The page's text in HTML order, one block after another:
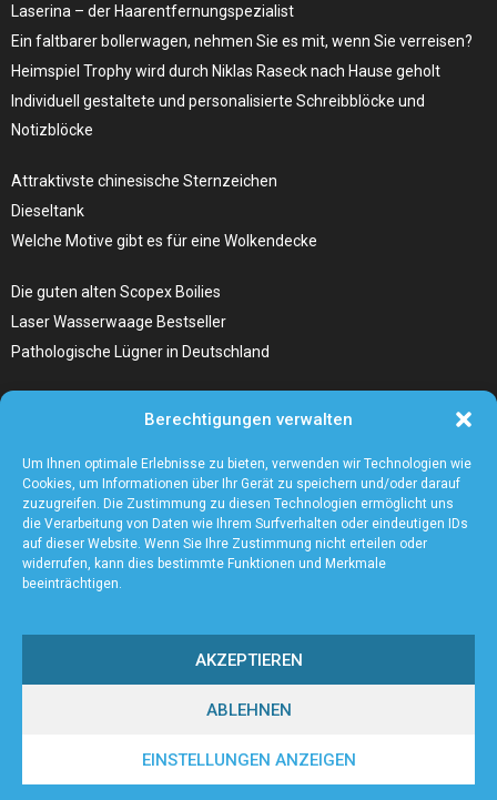
Berechtigungen verwalten
Um Ihnen optimale Erlebnisse zu bieten, verwenden wir Technologien wie
Cookies, um Informationen über Ihr Gerät zu speichern und/oder darauf
zuzugreifen. Die Zustimmung zu diesen Technologien ermöglicht uns
die Verarbeitung von Daten wie Ihrem Surfverhalten oder eindeutigen IDs
auf dieser Website. Wenn Sie Ihre Zustimmung nicht erteilen oder
widerrufen, kann dies bestimmte Funktionen und Merkmale
beeinträchtigen.
AKZEPTIEREN
ABLEHNEN
EINSTELLUNGEN ANZEIGEN
Laserina – der Haarentfernungspezialist
Ein faltbarer bollerwagen, nehmen Sie es mit, wenn Sie verreisen?
Heimspiel Trophy wird durch Niklas Raseck nach Hause geholt
Individuell gestaltete und personalisierte Schreibblöcke und
Notizblöcke
Attraktivste chinesische Sternzeichen
Dieseltank
Welche Motive gibt es für eine Wolkendecke
Die guten alten Scopex Boilies
Laser Wasserwaage Bestseller
Pathologische Lügner in Deutschland
Die Kunst, Handbücher zu schreiben
Wieso ein Handstaubsauger unentbehrlich ist